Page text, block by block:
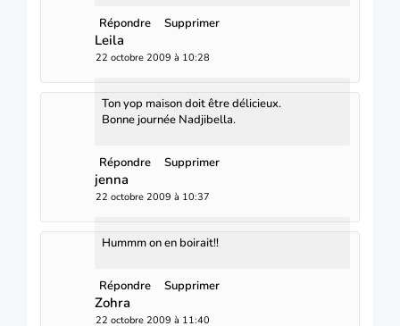
Répondre Supprimer
Leila
22 octobre 2009 à 10:28
Ton yop maison doit être délicieux.
Bonne journée Nadjibella.
Répondre Supprimer
jenna
22 octobre 2009 à 10:37
Hummm on en boirait!!
Répondre Supprimer
Zohra
22 octobre 2009 à 11:40